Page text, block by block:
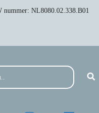
nummer: NL8080.02.338.B01